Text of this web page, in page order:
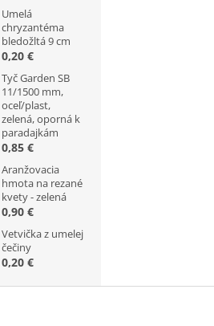
Umelá
chryzantéma
bledožltá 9 cm
0,20 €
Tyč Garden SB
11/1500 mm,
oceľ/plast,
zelená, oporná k
paradajkám
0,85 €
Aranžovacia
hmota na rezané
kvety - zelená
0,90 €
Vetvička z umelej
čečiny
0,20 €